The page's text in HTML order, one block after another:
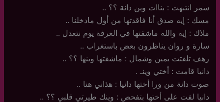
سمر انتبهت : بناات وين دانة ؟؟ ..
مسك : إيه صدق أنا فاقدتها من أول مادخلنا ..
ملاك : إيه والله ماشفتها في الغرفة يوم نتعدل ..
سارة و روان يناظرون بعض باستغراب ..
رهف تلفتت يمين وشمال : ماشفتها وينها ؟؟ ..
دانيا قامت : أختي وينـ .
صوت دانة من ورا أختها دانيا : هذاني هنا ..
دانيا لفت على أختها بتفحص : وينك طيرتي قلبي ؟؟ ..